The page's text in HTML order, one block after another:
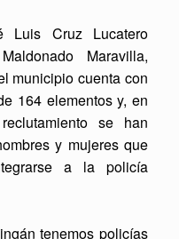
Luis Cruz Lucatero
Maravilla,
municipio cuenta con
164 elementos y, en
se han
y mujeres que
a la policía
tenemos policías